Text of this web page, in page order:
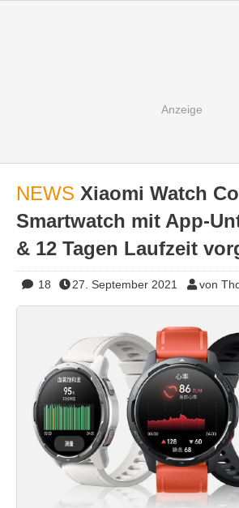
NEWS Xiaomi Watch
Smartwatch mit App-
& 12 Tagen Laufzeit
18 27. September 2021 von